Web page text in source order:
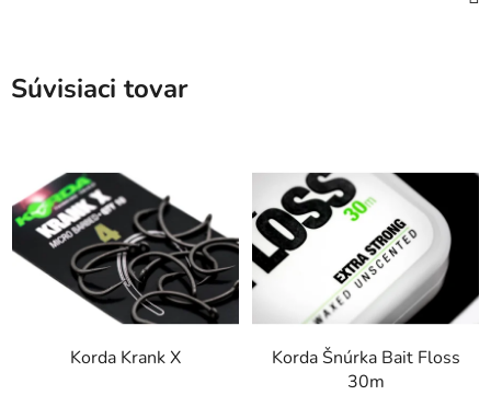
Súvisiaci tovar
Korda Krank X
Korda Šnúrka Bait Floss
30m